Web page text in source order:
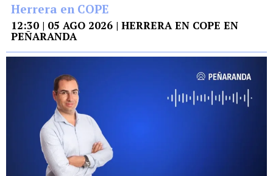
Herrera en COPE
12:30 | 05 AGO 2026 | HERRERA EN COPE EN
PEÑARANDA